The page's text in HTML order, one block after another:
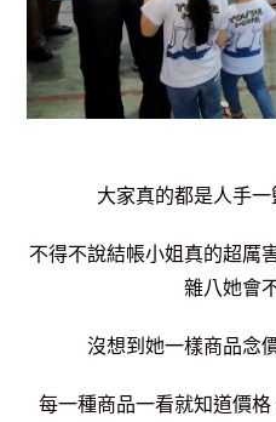
大家真的都是人手一
不得不說結帳小姐真的超厲
雜八她會
沒想到她一樣商品念
每一種商品一看就知道價格